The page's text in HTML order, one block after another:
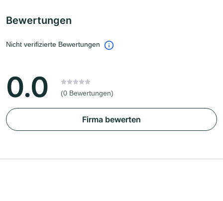
Bewertungen
Nicht verifizierte Bewertungen
0.0 (0 Bewertungen)
Firma bewerten